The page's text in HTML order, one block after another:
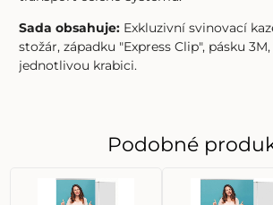
Sada obsahuje: Exkluzivní svinovací
stožár, západku "Express Clip", pásku
jednotlivou krabici.
Podobné